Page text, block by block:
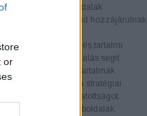
or
A termékoldalak
a technikai SEO mind hozzájárulnak
A blogok és tartalmi
a keresőoptimalizálás segít
bázist és javítani a tartalmak
tartalom és a stratégiai
növeli a látogatottságot.
A nagyvállalati weboldalak